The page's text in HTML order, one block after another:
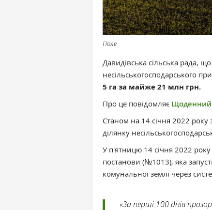
Поле
Давидівська сільська рада,
несільськогосподарського
5 га за майже 21 млн грн.
Про це повідомляє Щоденний
Станом на 14 січня 2022 року
ділянку
У п'ятницю 14 січня 2022
постанови (№1013), яка
комунальної землі через
«За перші 100 днів